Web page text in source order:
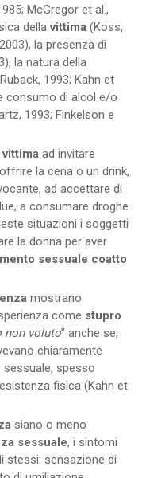
McGregor et al.,
dellavittima (Koss,
la presenza di
la natura della
1993; Kahn et
consumo di alcol e/o
1993; Finkelson e
vittima ad invitare
la cena o un drink,
ad accettare di
a consumare droghe
situazioni i soggetti
la donna per aver
sessuale coatto
mostrano
come stupro
non voluto” anche se,
chiaramente
spesso
fisica (Kahn et
siano o meno
sessuale, i sintomi
stessi: sensazione di